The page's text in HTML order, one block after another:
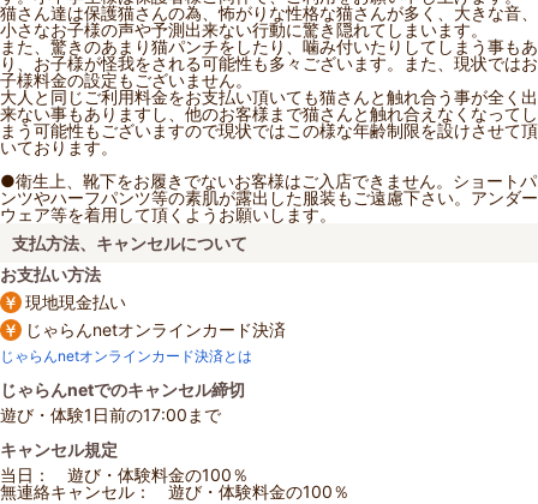
猫さん達は保護猫さんの為、怖がりな性格な猫さんが多く、大きな音、
小さなお子様の声や予測出来ない行動に驚き隠れてしまいます。
また、驚きのあまり猫パンチをしたり、噛み付いたりしてしまう事もあ
り、お子様が怪我をされる可能性も多々ございます。また、現状ではお
子様料金の設定もございません。
大人と同じご利用料金をお支払い頂いても猫さんと触れ合う事が全く出
来ない事もありますし、他のお客様まで猫さんと触れ合えなくなってし
まう可能性もございますので現状ではこの様な年齢制限を設けさせて頂
いております。
●衛生上、靴下をお履きでないお客様はご入店できません。ショートパ
ンツやハーフパンツ等の素肌が露出した服装もご遠慮下さい。アンダー
ウェア等を着用して頂くようお願いします。
支払方法、キャンセルについて
お支払い方法
現地現金払い
じゃらんnetオンラインカード決済
じゃらんnetオンラインカード決済とは
じゃらんnetでのキャンセル締切
遊び・体験1日前の17:00まで
キャンセル規定
当日： 遊び・体験料金の100％
無連絡キャンセル： 遊び・体験料金の100％